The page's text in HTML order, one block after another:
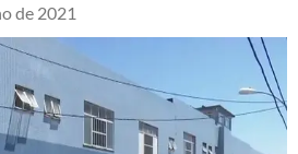
de 2021